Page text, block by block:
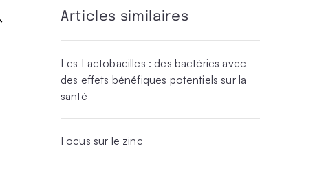
Articles similaires
Les Lactobacilles : des bactéries avec
des effets bénéfiques potentiels sur la
santé
Focus sur le zinc